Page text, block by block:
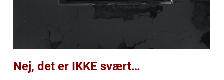
Nej, det er IKKE svært…